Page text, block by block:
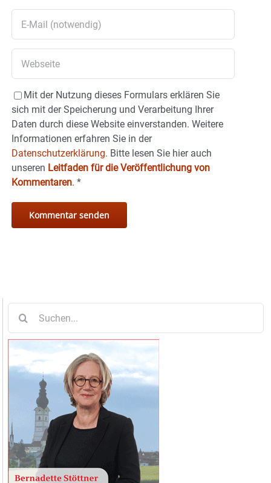
Mit der Nutzung dieses Formulars erklären Sie
sich mit der Speicherung und Verarbeitung Ihrer
Daten durch diese Website einverstanden. Weitere
Informationen erfahren Sie in der
Datenschutzerklärung. Bitte lesen Sie hier auch
unseren Leitfaden für die Veröffentlichung von
Kommentaren. *
nach: